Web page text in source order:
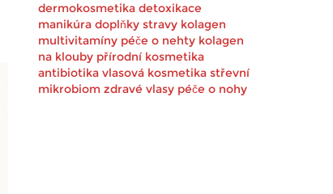
dermokosmetika detoxikace
manikúra doplňky stravy kolagen
multivitamíny péče o nehty kolagen
na klouby přírodní kosmetika
antibiotika vlasová kosmetika střevní
mikrobiom zdravé vlasy péče o nohy